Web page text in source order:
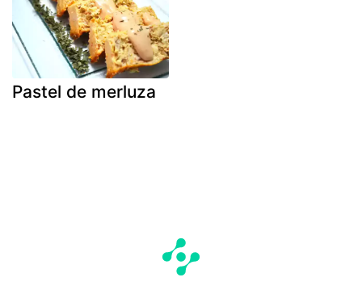
Pastel de merluza